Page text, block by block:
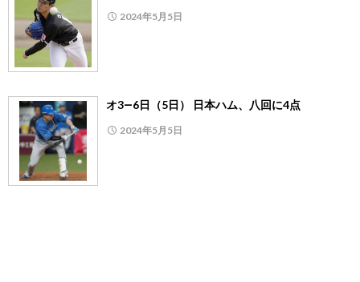
2024年5月5日
オ3―6日（5日） 日本ハム、八回に4点
2024年5月5日